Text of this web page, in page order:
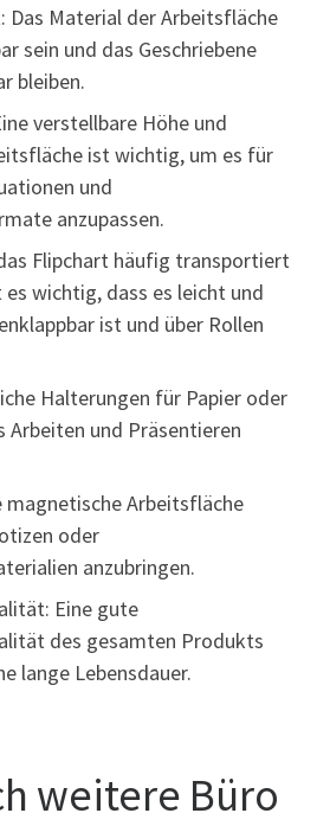
Das Material der Arbeitsfläche
sein und das Geschriebene
bleiben.
verstellbare Höhe und
ist wichtig, um es für
und
anzupassen.
Flipchart häufig transportiert
wichtig, dass es leicht und
ist und über Rollen
Halterungen für Papier oder
Arbeiten und Präsentieren
magnetische Arbeitsfläche
oder
anzubringen.
Eine gute
des gesamten Produkts
lange Lebensdauer.
weitere Büro